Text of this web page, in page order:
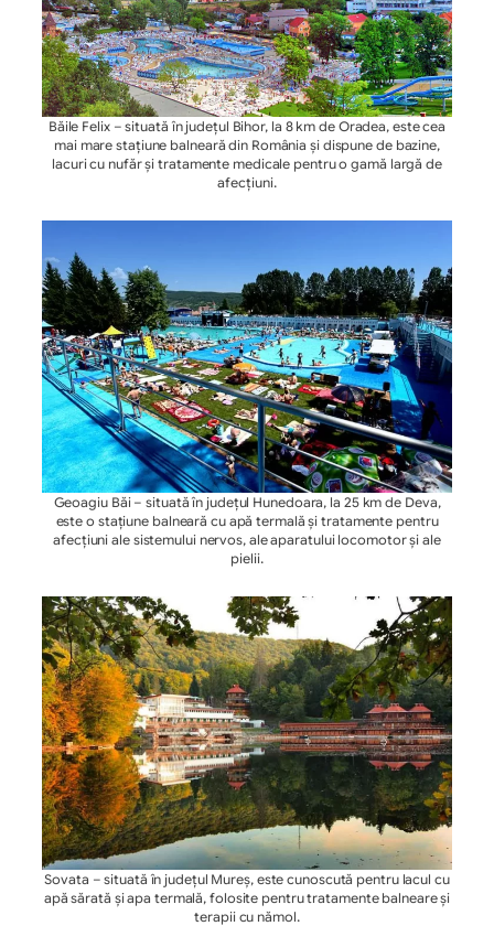
Băile Felix – situată în județul Bihor, la 8 km de Oradea, este cea
mai mare stațiune balneară din România și dispune de bazine,
lacuri cu nufăr și tratamente medicale pentru o gamă largă de
afecțiuni.
Geoagiu Băi – situată în județul Hunedoara, la 25 km de Deva,
este o stațiune balneară cu apă termală și tratamente pentru
afecțiuni ale sistemului nervos, ale aparatului locomotor și ale
pielii.
Sovata – situată în județul Mureș, este cunoscută pentru lacul cu
apă sărată și apa termală, folosite pentru tratamente balneare și
terapii cu nămol.